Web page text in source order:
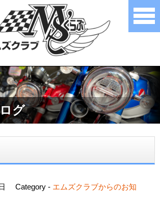
グ
Category - エムズクラブからのお知